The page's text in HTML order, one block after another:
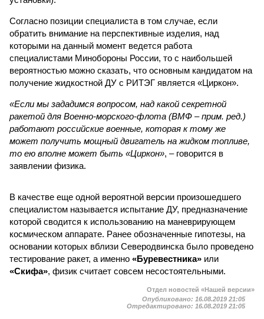
Согласно позиции специалиста в том случае, если
обратить внимание на перспективные изделия, над
которыми на данный момент ведется работа
специалистами Минобороны России, то с наибольшей
вероятностью можно сказать, что основным кандидатом на
получение жидкостной ДУ с РИТЭГ является «Циркон».
«Если мы зададимся вопросом, над какой секретной
ракетой для Военно-морского-флота (ВМФ – прим. ред.)
работают российские военные, которая к тому же
может получить мощный двигатель на жидком топливе,
то ею вполне может быть «Циркон», – говорится в
заявлении физика.
В качестве еще одной вероятной версии произошедшего
специалистом называется испытание ДУ, предназначение
которой сводится к использованию на маневрирующем
космическом аппарате. Ранее обозначенные гипотезы, на
основании которых вблизи Северодвинска было проведено
тестирование ракет, а именно «Буревестника» или
«Скифа», физик считает совсем несостоятельными.
Отдел новостей «Нашей версии»
Опубликовано: 16.08.2019 21:05
Отредактировано: 16.08.2019 21:05